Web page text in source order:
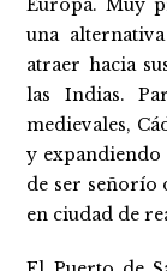
Europa. Muy
una
atraer hacia
las Indias.
medievales,
y expandiendo
de ser señorío
en ciudad de